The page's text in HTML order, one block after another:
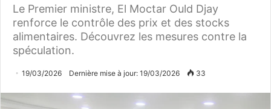
Le Premier ministre, El Moctar Ould Djay
renforce le contrôle des prix et des stocks
alimentaires. Découvrez les mesures contre la
spéculation.
19/03/2026 Dernière mise à jour: 19/03/2026 33